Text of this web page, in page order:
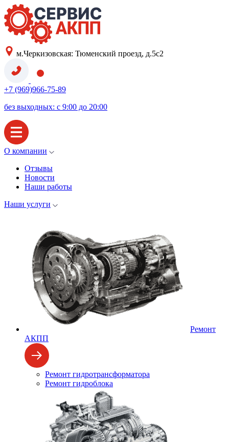
м.Черкизовская: Тюменский проезд, д.5с2
+7 (969)966-75-89
без выходных: с 9:00 до 20:00
О компании
Отзывы
Новости
Наши работы
Наши услуги
Ремонт
АКПП
Ремонт гидротрансформатора
Ремонт гидроблока